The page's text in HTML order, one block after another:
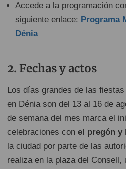
Accede a la programación
siguiente enlace: Programa
Dénia
Fechas y actos
Los días grandes de las
en Dénia son del 13 al 16 de
de semana del mes marca el
celebraciones con el pregón y
la ciudad por parte de las
realiza en la plaza del Consell,